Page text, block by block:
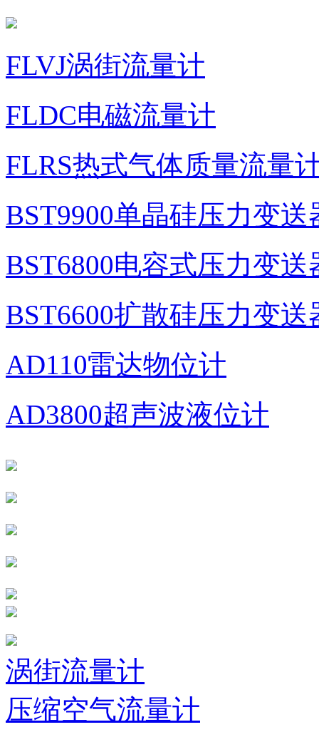
FLVJ涡街流量计
FLDC电磁流量计
FLRS热式气体质量流量
BST9900单晶硅压力变送
BST6800电容式压力变送
BST6600扩散硅压力变送
AD110雷达物位计
AD3800超声波液位计
涡街流量计
压缩空气流量计